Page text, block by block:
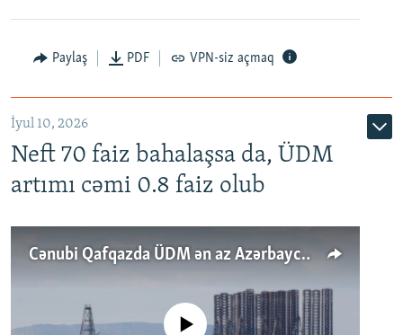
Paylaş PDF VPN-siz açmaq
İyul 10, 2026
Neft 70 faiz bahalaşsa da, ÜDM
artımı cəmi 0.8 faiz olub
Cənubi Qafqazda ÜDM ən az Azərbaycanda artır: Qonşuları niyə Bakını qabaqlaya bilir?
No media source currently available